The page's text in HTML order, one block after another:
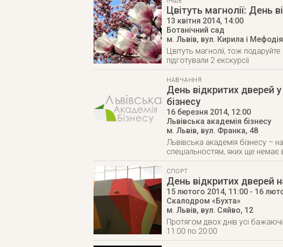
Цвітуть магнолії: День
13 квітня 2014, 14:00
Ботанічний сад
м. Львів, вул. Кирила і
Цвітуть магнолії, тож
підготували 2 екскурсії
НАВЧАННЯ
День відкритих дверей у
бізнесу
16 березня 2014, 12:00
Львівська академія бізнесу
м. Львів, вул. Франка, 48
Львівська академія бізнесу –
спеціальностям, яких ще немає
СПОРТ
День відкритих дверей
15 лютого 2014, 11:00 - 16
Скалодром «Бухта»
м. Львів, вул. Сяйво, 12
Протягом двох днів усі
11:00 по 20:00